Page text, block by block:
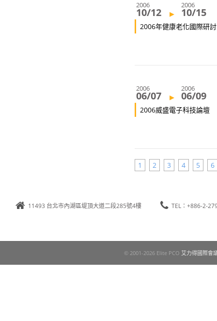
2006年健康老化國際研
2006
10/12 ▸
2006
10/15
2006威盛電子科技論壇
2006
06/07 ▸
2006
06/09
1 2 3 4 5 6
11493 台北市內湖區堤頂大道二段285號4樓 TEL：+886-2-
© 2001-2026 Elite PCO 艾力得國際會